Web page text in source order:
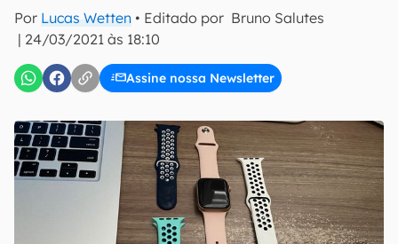
Por Lucas Wetten • Editado por Bruno Salutes
| 24/03/2021 às 18:10
Assine nossa Newsletter
Confirmo que li, aceito e concordo com os